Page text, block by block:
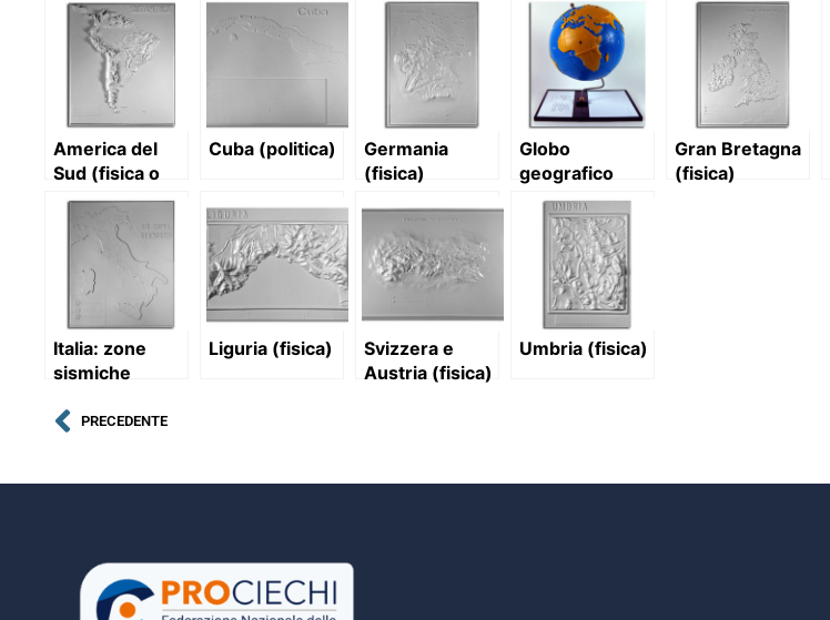
America del
Sud (fisica o
politica)
Cuba (politica)
Germania
(fisica)
Globo
geografico
Gran Bretagna
(fisica)
Italia: zone
sismiche
Liguria (fisica)
Svizzera e
Austria (fisica)
Umbria (fisica)
PRECEDENTE